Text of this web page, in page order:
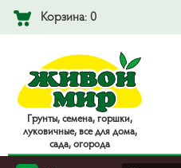
Корзина: 0
Гpyнты, ceмeнa, гopшки,
лyкoвичныe, вce для дoмa,
caдa, oгopoдa